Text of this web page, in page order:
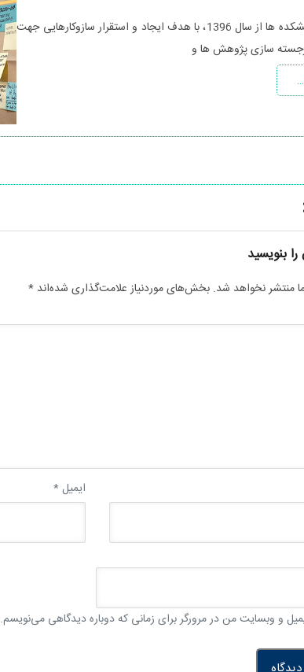
جامعه اندیشکده‌ ها از سال 1396، با هدف ایجاد و استقرار سازوکارهایی جهت
سازی پژوهش‌ ها و
بنویسید
منتشر نخواهد شد. بخش‌های موردنیاز علامت‌گذاری شده‌اند *
ایمیل*
و وبسایت من در مرورگر برای زمانی که دوباره دیدگاهی می‌نویسم.